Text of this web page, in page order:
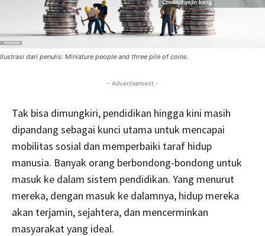
Ilustrasi dari penulis: Miniature people and three pile of coins.
- Advertisement -
Tak bisa dimungkiri, pendidikan hingga kini masih
dipandang sebagai kunci utama untuk mencapai
mobilitas sosial dan memperbaiki taraf hidup
manusia. Banyak orang berbondong-bondong untuk
masuk ke dalam sistem pendidikan. Yang menurut
mereka, dengan masuk ke dalamnya, hidup mereka
akan terjamin, sejahtera, dan mencerminkan
masyarakat yang ideal.